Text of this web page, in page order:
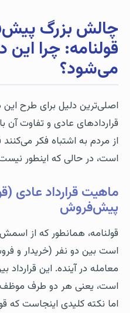
چالش بزرگ
قولنامه: چرا
می‌شود؟
اصلی‌ترین دلیل برای طرح
قراردادهای عادی و تفاوت
از مردم به اشتباه فکر می‌کنند
است، در حالی که اینطور
ماهیت قرارداد عادی
پیش‌فروش
قولنامه، همانطور که از
است بین دو نفر (خریدار و
معامله در آینده. این قرارداد
است، یعنی هر دو طرف موظف
اما نکته کلیدی اینجاست که